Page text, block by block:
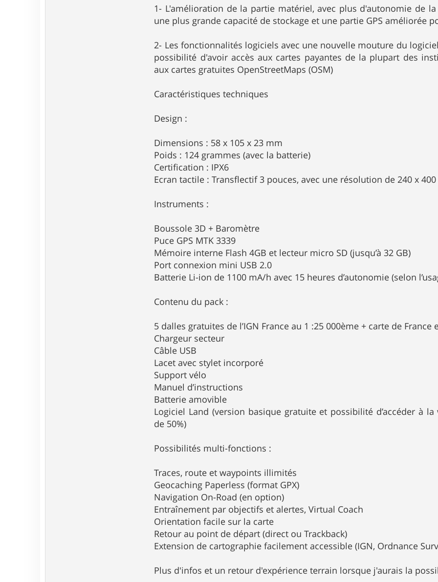
1- L'amélioration de la partie matériel, avec plus d'autonomie de
une plus grande capacité de stockage et une partie GPS améliorée
2- Les fonctionnalités logiciels avec une nouvelle mouture du
possibilité d'avoir accès aux cartes payantes de la plupart des
aux cartes gratuites OpenStreetMaps (OSM)
Caractéristiques techniques
Design :
Dimensions : 58 x 105 x 23 mm
Poids : 124 grammes (avec la batterie)
Certification : IPX6
Ecran tactile : Transflectif 3 pouces, avec une résolution de 240 x
Instruments :
Boussole 3D + Baromètre
Puce GPS MTK 3339
Mémoire interne Flash 4GB et lecteur micro SD (jusqu’à 32 GB)
Port connexion mini USB 2.0
Batterie Li-ion de 1100 mA/h avec 15 heures d’autonomie (selon
Contenu du pack :
5 dalles gratuites de l’IGN France au 1 :25 000ème + carte de France
Chargeur secteur
Câble USB
Lacet avec stylet incorporé
Support vélo
Manuel d’instructions
Batterie amovible
Logiciel Land (version basique gratuite et possibilité d’accéder à
de 50%)
Possibilités multi-fonctions :
Traces, route et waypoints illimités
Geocaching Paperless (format GPX)
Navigation On-Road (en option)
Entraînement par objectifs et alertes, Virtual Coach
Orientation facile sur la carte
Retour au point de départ (direct ou Trackback)
Extension de cartographie facilement accessible (IGN, Ordnance
Plus d'infos et un retour d'expérience terrain lorsque j'aurais la